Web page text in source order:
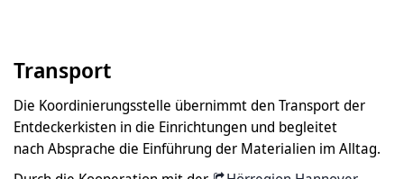
Transport
Die Koordinierungsstelle übernimmt den Transport der
Entdeckerkisten in die Einrichtungen und begleitet
nach Absprache die Einführung der Materialien im Alltag.